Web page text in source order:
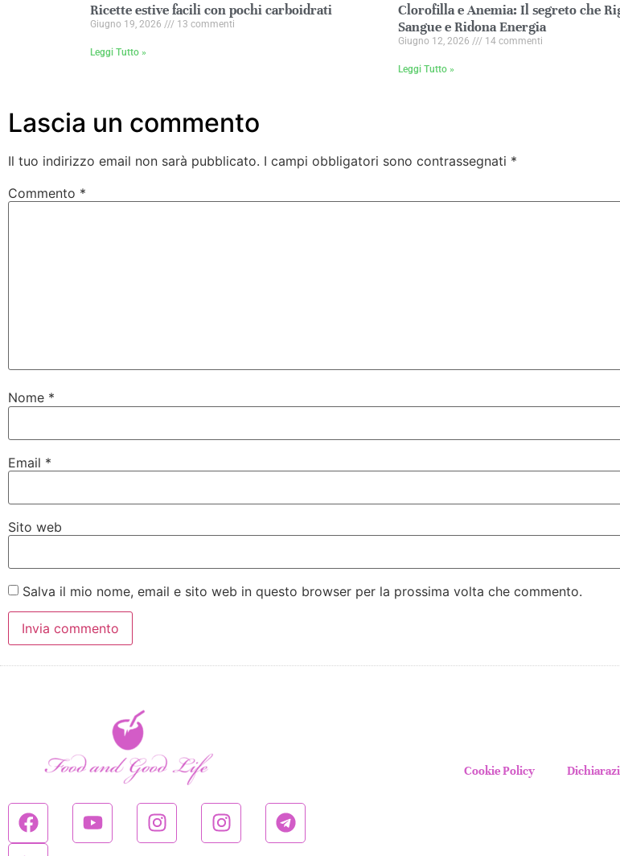
Ricette estive facili con pochi carboidrati
Giugno 19, 2026 13 commenti
Leggi Tutto »
Clorofilla e Anemia: Il segreto che
Sangue e Ridona Energia
Giugno 12, 2026 14 commenti
Leggi Tutto »
Lascia un commento
Il tuo indirizzo email non sarà pubblicato. I campi obbligatori sono contrassegnati *
Commento *
Nome *
Email *
Sito web
Salva il mio nome, email e sito web in questo browser per la prossima volta che commento.
Cookie Policy